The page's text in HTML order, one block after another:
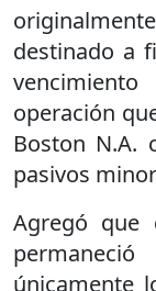
destinado a
operación
Boston N.A.
pasivos
Agregó que
únicamente